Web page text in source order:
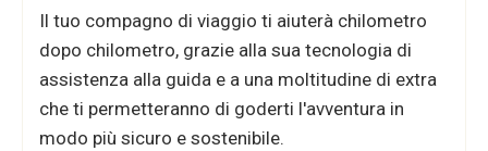
Il tuo compagno di viaggio ti aiuterà chilometro
dopo chilometro, grazie alla sua tecnologia di
assistenza alla guida e a una moltitudine di extra
che ti permetteranno di goderti l'avventura in
modo più sicuro e sostenibile.